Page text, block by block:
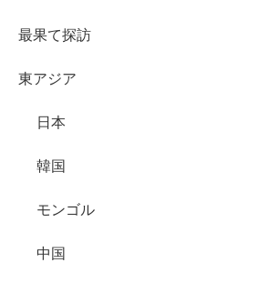
最果て探訪
東アジア
日本
韓国
モンゴル
中国